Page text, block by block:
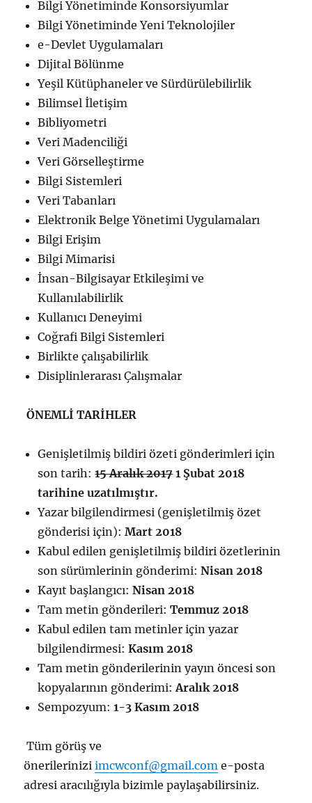
Bilgi Yönetiminde Konsorsiyumlar
Bilgi Yönetiminde Yeni Teknolojiler
e-Devlet Uygulamaları
Dijital Bölünme
Yeşil Kütüphaneler ve Sürdürülebilirlik
Bilimsel İletişim
Bibliyometri
Veri Madenciliği
Veri Görselleştirme
Bilgi Sistemleri
Veri Tabanları
Elektronik Belge Yönetimi Uygulamaları
Bilgi Erişim
Bilgi Mimarisi
İnsan-Bilgisayar Etkileşimi ve
Kullanılabilirlik
Kullanıcı Deneyimi
Coğrafi Bilgi Sistemleri
Birlikte çalışabilirlik
Disiplinlerarası Çalışmalar
ÖNEMLİ TARİHLER
Genişletilmiş bildiri özeti gönderimleri için
son tarih:15 Aralık 20171 Şubat 2018
tarihine uzatılmıştır.
Yazar bilgilendirmesi (genişletilmiş özet
gönderisi için):Mart 2018
Kabul edilen genişletilmiş bildiri özetlerinin
son sürümlerinin gönderimi:Nisan 2018
Kayıt başlangıcı:Nisan 2018
Tam metin gönderileri:Temmuz 2018
Kabul edilen tam metinler için yazar
bilgilendirmesi:Kasım 2018
Tam metin gönderilerinin yayın öncesi son
kopyalarının gönderimi:Aralık 2018
Sempozyum:1-3 Kasım 2018
Tüm görüş ve
önerileriniziimcwconf@gmail.com e-posta
adresi aracılığıyla bizimle paylaşabilirsiniz.